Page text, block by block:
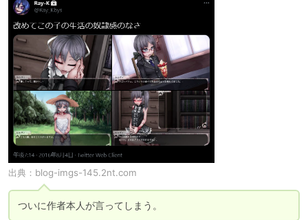
出典： blog-imgs-145.2nt.com
ついに作者本人が言ってしまう。